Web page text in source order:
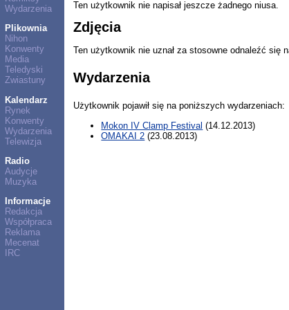
Wydarzenia
Plikownia
Nihon
Konwenty
Media
Teledyski
Zwiastuny
Kalendarz
Rynek
Konwenty
Wydarzenia
Telewizja
Radio
Audycje
Muzyka
Informacje
Redakcja
Współpraca
Reklama
Mecenat
IRC
Ten użytkownik nie napisał jeszcze żadnego niusa.
Zdjęcia
Ten użytkownik nie uznał za stosowne odnaleźć się
Wydarzenia
Użytkownik pojawił się na poniższych wydarzeniach:
Mokon IV Clamp Festival (14.12.2013)
OMAKAI 2 (23.08.2013)